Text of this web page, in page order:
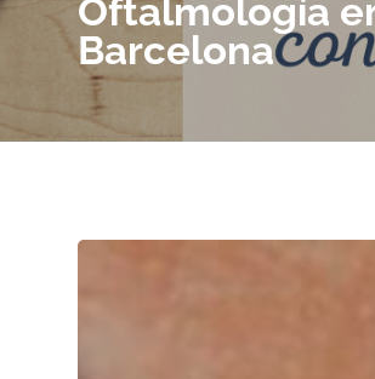
Oftalmología
Barcelona